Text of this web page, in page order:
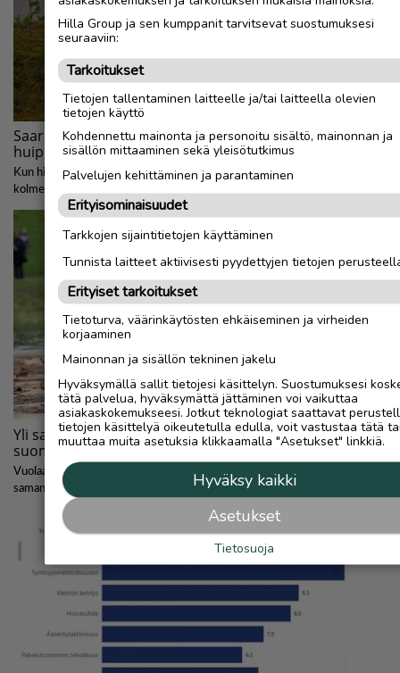
Hilla Group ja sen kumppanit tarvitsevat suostumuksesi
seuraaviin:
Tarkoitukset
Tietojen tallentaminen laitteelle ja/tai laitteella olevien
tietojen käyttö
Kohdennettu mainonta ja personoitu sisältö, mainonnan ja
sisällön mittaaminen sekä yleisötutkimus
Palvelujen kehittäminen ja parantaminen
Erityisominaisuudet
Tarkkojen sijaintitietojen käyttäminen
Tunnista laitteet aktiivisesti pyydettyjen tietojen
Erityiset tarkoitukset
Tietoturva, väärinkäytösten ehkäiseminen ja virheiden
korjaaminen
Mainonnan ja sisällön tekninen jakelu
Hyväksymällä sallit tietojesi käsittelyn. Suostumuksesi
tätä palvelua, hyväksymättä jättäminen voi vaikuttaa
asiakaskokemukseesi. Jotkut teknologiat saattavat
tietojen käsittelyä oikeutetulla edulla, voit vastustaa tätä
muuttaa muita asetuksia klikkaamalla "Asetukset" linkkiä.
Hyväksy kaikki
Asetukset
Tietosuoja